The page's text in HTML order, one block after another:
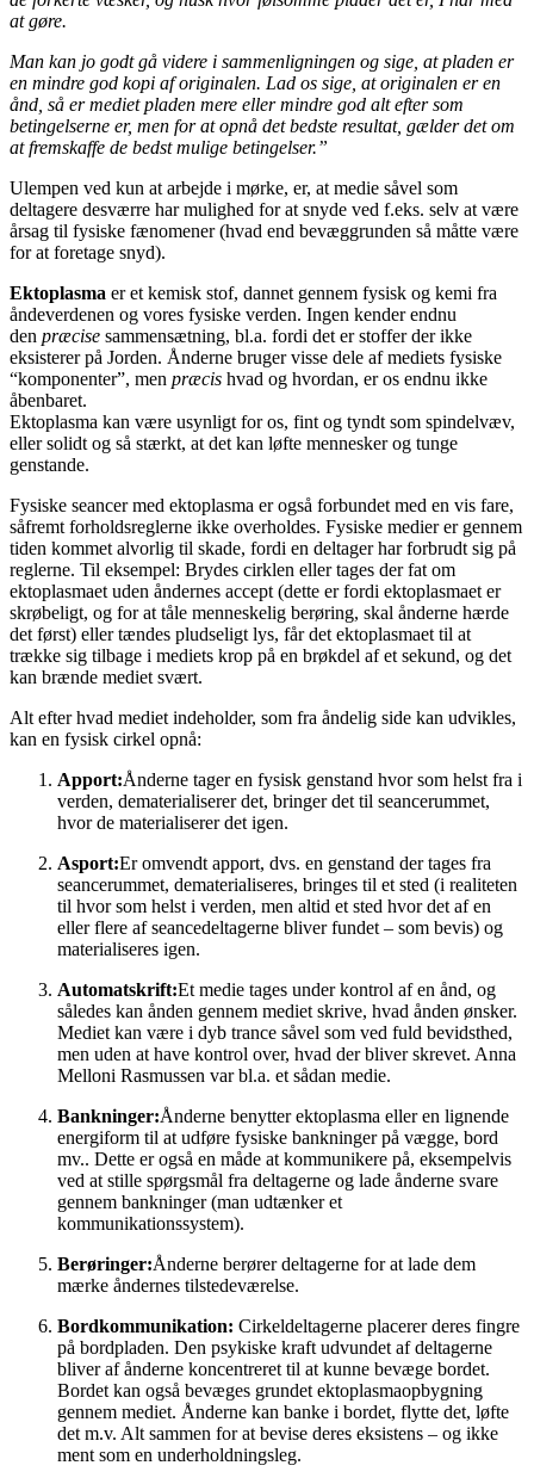
at gøre.
Man kan jo godt gå videre i sammenligningen og sige, at pladen er
en mindre god kopi af originalen. Lad os sige, at originalen er en
ånd, så er mediet pladen mere eller mindre god alt efter som
betingelserne er, men for at opnå det bedste resultat, gælder det om
at fremskaffe de bedst mulige betingelser.”
Ulempen ved kun at arbejde i mørke, er, at medie såvel som
deltagere desværre har mulighed for at snyde ved f.eks. selv at være
årsag til fysiske fænomener (hvad end bevæggrunden så måtte være
for at foretage snyd).
Ektoplasma er et kemisk stof, dannet gennem fysisk og kemi fra
åndeverdenen og vores fysiske verden. Ingen kender endnu
den præcise sammensætning, bl.a. fordi det er stoffer der ikke
eksisterer på Jorden. Ånderne bruger visse dele af mediets fysiske
“komponenter”, men præcis hvad og hvordan, er os endnu ikke
åbenbaret.
Ektoplasma kan være usynligt for os, fint og tyndt som spindelvæv,
eller solidt og så stærkt, at det kan løfte mennesker og tunge
genstande.
Fysiske seancer med ektoplasma er også forbundet med en vis fare,
såfremt forholdsreglerne ikke overholdes. Fysiske medier er gennem
tiden kommet alvorlig til skade, fordi en deltager har forbrudt sig på
reglerne. Til eksempel: Brydes cirklen eller tages der fat om
ektoplasmaet uden åndernes accept (dette er fordi ektoplasmaet er
skrøbeligt, og for at tåle menneskelig berøring, skal ånderne hærde
det først) eller tændes pludseligt lys, får det ektoplasmaet til at
trække sig tilbage i mediets krop på en brøkdel af et sekund, og det
kan brænde mediet svært.
Alt efter hvad mediet indeholder, som fra åndelig side kan udvikles,
kan en fysisk cirkel opnå:
Apport:Ånderne tager en fysisk genstand hvor som helst fra i
verden, dematerialiserer det, bringer det til seancerummet,
hvor de materialiserer det igen.
Asport:Er omvendt apport, dvs. en genstand der tages fra
seancerummet, dematerialiseres, bringes til et sted (i realiteten
til hvor som helst i verden, men altid et sted hvor det af en
eller flere af seancedeltagerne bliver fundet – som bevis) og
materialiseres igen.
Automatskrift:Et medie tages under kontrol af en ånd, og
således kan ånden gennem mediet skrive, hvad ånden ønsker.
Mediet kan være i dyb trance såvel som ved fuld bevidsthed,
men uden at have kontrol over, hvad der bliver skrevet. Anna
Melloni Rasmussen var bl.a. et sådan medie.
Bankninger:Ånderne benytter ektoplasma eller en lignende
energiform til at udføre fysiske bankninger på vægge, bord
mv.. Dette er også en måde at kommunikere på, eksempelvis
ved at stille spørgsmål fra deltagerne og lade ånderne svare
gennem bankninger (man udtænker et
kommunikationssystem).
Berøringer:Ånderne berører deltagerne for at lade dem
mærke åndernes tilstedeværelse.
Bordkommunikation: Cirkeldeltagerne placerer deres fingre
på bordpladen. Den psykiske kraft udvundet af deltagerne
bliver af ånderne koncentreret til at kunne bevæge bordet.
Bordet kan også bevæges grundet ektoplasmaopbygning
gennem mediet. Ånderne kan banke i bordet, flytte det, løfte
det m.v. Alt sammen for at bevise deres eksistens – og ikke
ment som en underholdningsleg.